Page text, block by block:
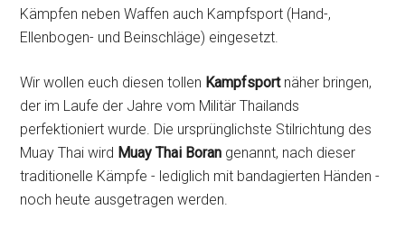
Kämpfen neben Waffen auch Kampfsport (Hand-,
Ellenbogen- und Beinschläge) eingesetzt.
Wir wollen euch diesen tollen Kampfsportnäher bringen,
der im Laufe der Jahre vom Militär Thailands
perfektioniert wurde. Die ursprünglichste Stilrichtung des
Muay Thai wird Muay Thai Boran genannt, nach dieser
traditionelle Kämpfe - lediglich mit bandagierten Händen -
noch heute ausgetragen werden.